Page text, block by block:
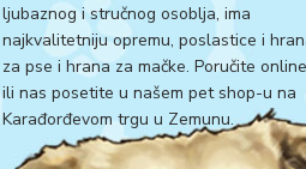
ljubaznog i stručnog osoblja, ima
najkvalitetniju opremu, poslastice i
za pse i hrana za mačke. Poručite online
ili nas posetite u našem pet shop-u na
Karađorđevom trgu u Zemunu.